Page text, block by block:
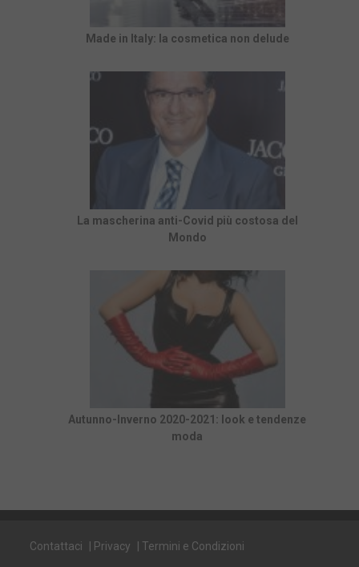
Made in Italy: la cosmetica non delude
La mascherina anti-Covid più costosa del
Mondo
Autunno-Inverno 2020-2021: look e tendenze
moda
Contattaci Privacy Termini e Condizioni